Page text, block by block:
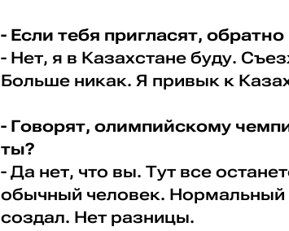
- Если тебя пригласят,
- Нет, я в Казахстане буду.
Больше никак. Я привык к
- Говорят, олимпийскому
ты?
- Да нет, что вы. Тут все
обычный человек. Нормальный
создал. Нет разницы.